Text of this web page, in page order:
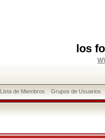
los
Lista de Miembros Grupos de Usuarios